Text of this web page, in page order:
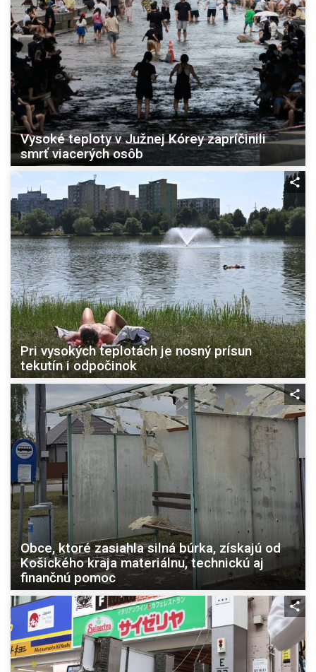
Vysoké teploty v Južnej Kórey zapríčinili
smrť viacerých osôb
Pri vysokých teplotách je nosný prísun
tekutín i odpočinok
Obce, ktoré zasiahla silná búrka, získajú od
Košického kraja materiálnu, technickú aj
finančnú pomoc